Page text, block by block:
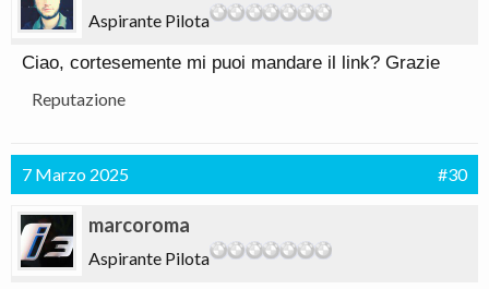
Aspirante Pilota
Ciao, cortesemente mi puoi mandare il link? Grazie
Reputazione
7 Marzo 2025 #30
marcoroma
Aspirante Pilota